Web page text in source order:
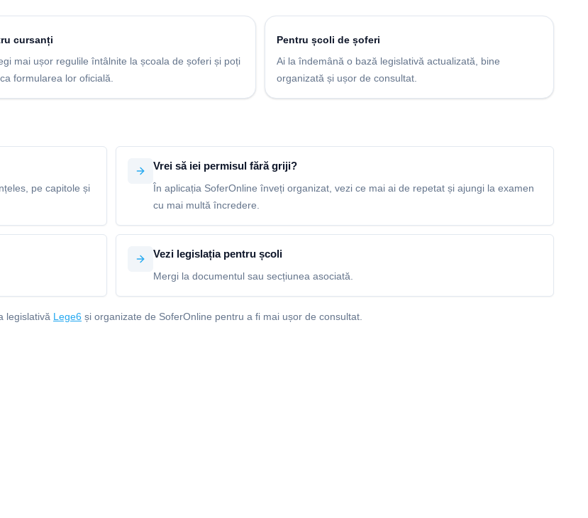
cursanți
mai ușor regulile întâlnite la școala de șoferi și poți
formularea lor oficială.
Pentru școli de șoferi
Ai la îndemână o bază legislativă actualizată, bine
organizată și ușor de consultat.
pe capitole și
Vrei să iei permisul fără griji?
În aplicația SoferOnline înveți organizat, vezi ce mai ai de repetat și ajungi la examen
cu mai multă încredere.
Vezi legislația pentru școli
Mergi la documentul sau secțiunea asociată.
legislativă Lege6 și organizate de SoferOnline pentru a fi mai ușor de consultat.